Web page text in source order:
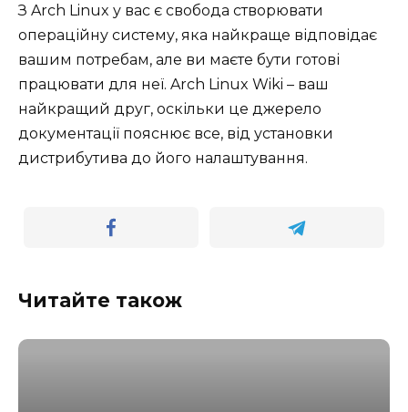
З Arch Linux у вас є свобода створювати
операційну систему, яка найкраще відповідає
вашим потребам, але ви маєте бути готові
працювати для неї. Arch Linux Wiki – ваш
найкращий друг, оскільки це джерело
документації пояснює все, від установки
дистрибутива до його налаштування.
Читайте також